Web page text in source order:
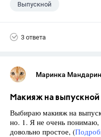
Выпускной
3 ответа
Маринка
Макияж на выпускной
Выбираю макияж на
но. 1. Я не очень понимаю,
довольно простое, (